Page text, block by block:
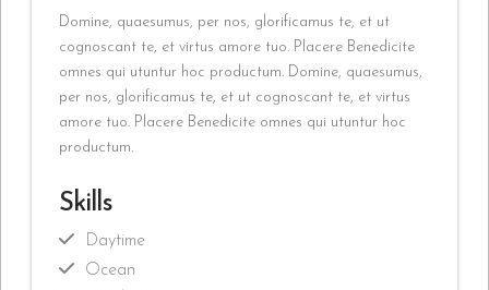
Domine, quaesumus, per nos, glorificamus te, et ut
cognoscant te, et virtus amore tuo. Placere Benedicite
omnes qui utuntur hoc productum. Domine, quaesumus,
per nos, glorificamus te, et ut cognoscant te, et virtus
amore tuo. Placere Benedicite omnes qui utuntur hoc
productum.
Skills
Daytime
Ocean